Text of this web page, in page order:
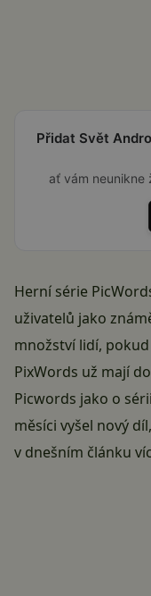
Přidat Svět
ať vám neunikne
Herní série
uživatelů jako
množství lidí,
PixWords už mají
Picwords jako o
měsíci vyšel nový
v dnešním článku